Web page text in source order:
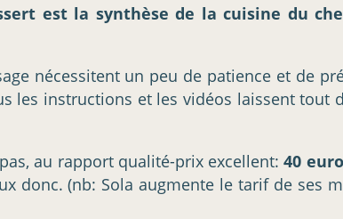
est la synthèse de la cuisine du
nécessitent un peu de patience et de
les instructions et les vidéos laissent
au rapport qualité-prix excellent:40
donc. (nb: Sola augmente le tarif de ses